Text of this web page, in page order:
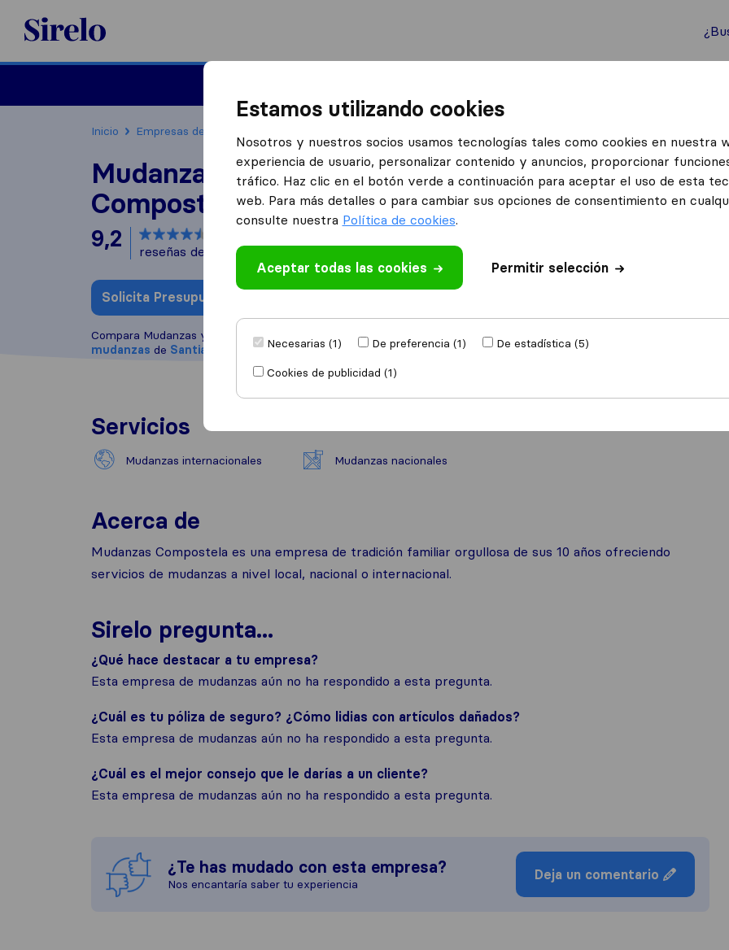
Sirelo.es
Inicio Empresas de mudanzas
Mudanzas y Transportes
Compostela
9,2
reseñas de Sirelo y Google
Solicita Presupuestos
Compara Mudanzas y Transportes Compostela con otras
mudanzas de Santiago De Compostela
Lo que dicen los clientes
Profesional (1)
Servicios
Mudanzas internacionales Mudanzas nacionales
Acerca de
Mudanzas Compostela es una empresa de tradición familiar orgullosa de sus 10 años ofreciendo
servicios de mudanzas a nivel local, nacional o internacional.
Sirelo pregunta...
¿Qué hace destacar a tu empresa?
Esta empresa de mudanzas aún no ha respondido a esta pregunta.
¿Cuál es tu póliza de seguro? ¿Cómo lidias con artículos dañados?
Esta empresa de mudanzas aún no ha respondido a esta pregunta.
¿Cuál es el mejor consejo que le darías a un cliente?
Esta empresa de mudanzas aún no ha respondido a esta pregunta.
¿Te has mudado con esta empresa?
Nos encantaría saber tu experiencia
Deja un comentario
Estamos utilizando cookies
Nosotros y nuestros socios usamos tecnologías tales como cookies en nuestra
experiencia de usuario, personalizar contenido y anuncios, proporcionar
tráfico. Haz clic en el botón verde a continuación para aceptar el uso de esta
web. Para más detalles o para cambiar sus opciones de consentimiento en
consulte nuestra Política de cookies.
Aceptar todas las cookies Permitir selección
Necesarias (1) De preferencia (1)
De estadística (5)
Cookies de publicidad (1)